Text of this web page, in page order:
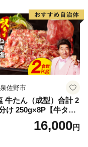
佐野市
牛たん（成型）合計 2
け 250g×8P【牛タン
肉用 薄切り 訳あり サ
16,000円